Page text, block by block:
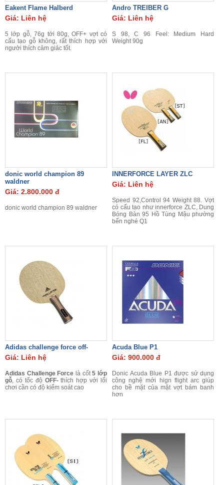
Eakent Flame Halberd
Giá: Liên hệ
5 lớp gỗ, 76g tới 80g, OFF+ vợt có
cấu tạo gỗ không, rất thích hợp với
người thích cảm giác tốt.
Andro TREIBER G
Giá: Liên hệ
S 98, C 96 Feel: Medium Hard
Weight 90g
donic world champion 89
waldner
Giá: 2.800.000 đ
donic world champion 89 waldner
INNERFORCE LAYER ZLC
Giá: Liên hệ
Speed 92,Control 94 Weight 88. Vợt
có cấu tạo như innerforce ZLC, Dung
Bóng Bàn 95 Hồ Tùng Mậu phường
bến nghé Q1
Adidas challenge force off-
Giá: Liên hệ
Adidas Challenge Force là cốt5 lớp
gỗ, có tốc độ OFF-thích hợp với lối
chơi cần có độ kiểm soát cao
Acuda Blue P1
Giá: 900.000 đ
Donic Acuda Blue P1 được sử dụng
công nghệ mới hign flight arc giúp
cho bề mặt của mặt vợt bám banh
hơn